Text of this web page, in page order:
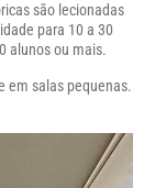
são lecionadas
para 10 a 30
alunos ou mais.
em salas pequenas.